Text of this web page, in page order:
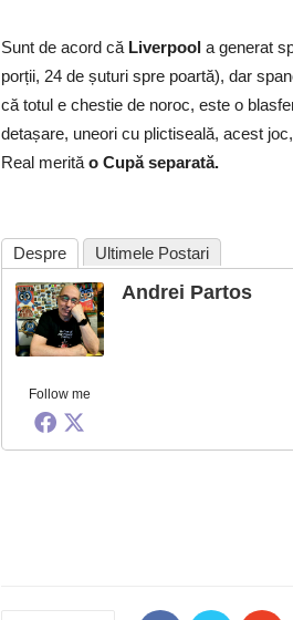
Sunt de acord că Liverpool a generat
porții, 24 de șuturi spre poartă), dar
că totul e chestie de noroc, este o
detașare, uneori cu plictiseală, acest
Real merită o Cupă separată.
Despre Ultimele Postari
Follow me
Andrei Partos